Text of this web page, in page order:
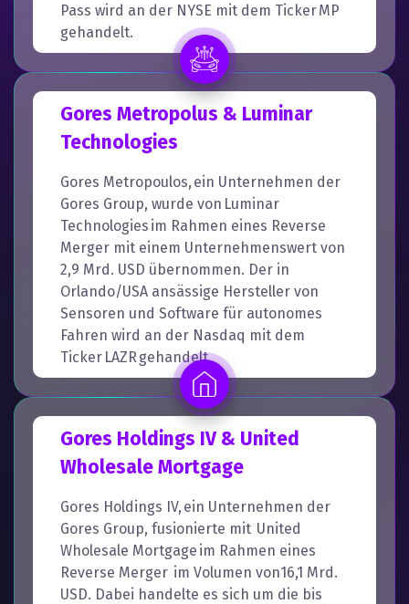
Pass wird an der NYSE mit dem Ticker MP
gehandelt.
Gores Metropolus & Luminar
Technologies
Gores Metropoulos, ein Unternehmen der
Gores Group, wurde von Luminar
Technologies im Rahmen eines Reverse
Merger mit einem Unternehmenswert von
2,9 Mrd. USD übernommen. Der in
Orlando/USA ansässige Hersteller von
Sensoren und Software für autonomes
Fahren wird an der Nasdaq mit dem
Ticker LAZR gehandelt.
Gores Holdings IV & United
Wholesale Mortgage
Gores Holdings IV, ein Unternehmen der
Gores Group, fusionierte mit United
Wholesale Mortgage im Rahmen eines
Reverse Merger im Volumen von16,1 Mrd.
USD. Dabei handelte es sich um die bis